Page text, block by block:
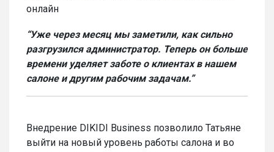
онлайн
“Уже через месяц мы заметили, как сильно
разгрузился администратор. Теперь он больше
времени уделяет заботе о клиентах в нашем
салоне и другим рабочим задачам.”
Внедрение DIKIDI Business позволило Татьяне
выйти на новый уровень работы салона и во